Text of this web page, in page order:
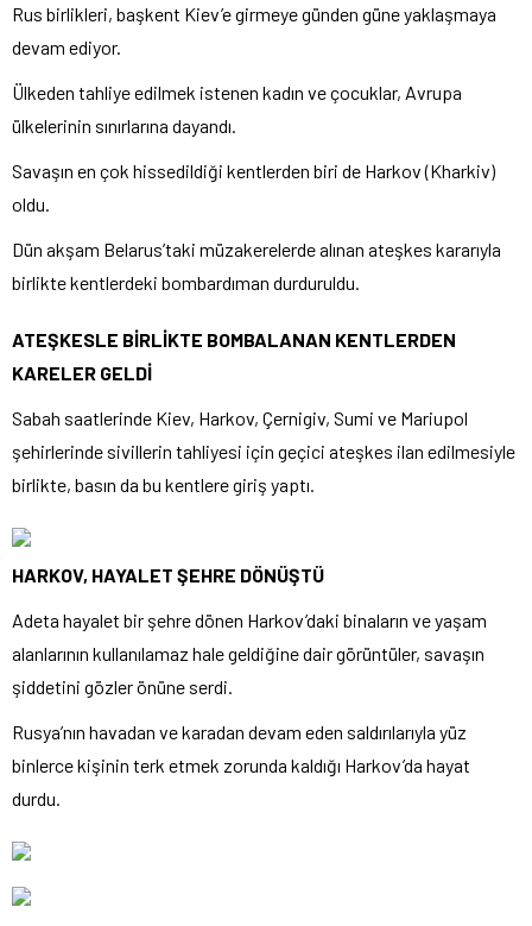
Rus birlikleri, başkent Kiev’e girmeye günden güne yaklaşmaya
devam ediyor.
Ülkeden tahliye edilmek istenen kadın ve çocuklar, Avrupa
ülkelerinin sınırlarına dayandı.
Savaşın en çok hissedildiği kentlerden biri de Harkov (Kharkiv)
oldu.
Dün akşam Belarus’taki müzakerelerde alınan ateşkes kararıyla
birlikte kentlerdeki bombardıman durduruldu.
ATEŞKESLE BİRLİKTE BOMBALANAN KENTLERDEN
KARELER GELDİ
Sabah saatlerinde Kiev, Harkov, Çernigiv, Sumi ve Mariupol
şehirlerinde sivillerin tahliyesi için geçici ateşkes ilan edilmesiyle
birlikte, basın da bu kentlere giriş yaptı.
HARKOV, HAYALET ŞEHRE DÖNÜŞTÜ
Adeta hayalet bir şehre dönen Harkov’daki binaların ve yaşam
alanlarının kullanılamaz hale geldiğine dair görüntüler, savaşın
şiddetini gözler önüne serdi.
Rusya’nın havadan ve karadan devam eden saldırılarıyla yüz
binlerce kişinin terk etmek zorunda kaldığı Harkov’da hayat
durdu.